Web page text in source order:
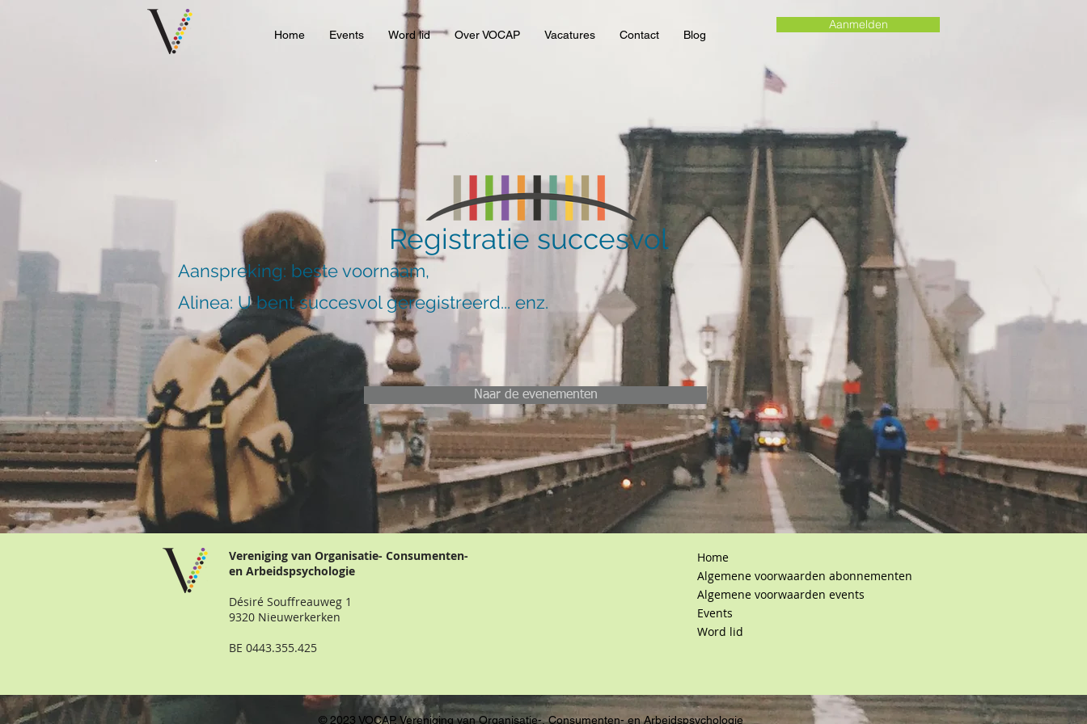
Home Events Word lid Over VOCAP Vacatures Contact Blog
Aanmelden
Registratie succesvol
Aanspreking: beste voornaam,
Alinea: U bent succesvol geregistreerd... enz.
Naar de evenementen
Vereniging van Organisatie- Consumenten-
en Arbeidspsychologie
Désiré Souffreauweg 1
9320 Nieuwerkerken
BE 0443.355.425
Home
Algemene voorwaarden abonnementen
Algemene voorwaarden events
Events
Word lid
© 2023 VOCAP, Vereniging van Organisatie-, Consumenten- en Arbeidspsychologie